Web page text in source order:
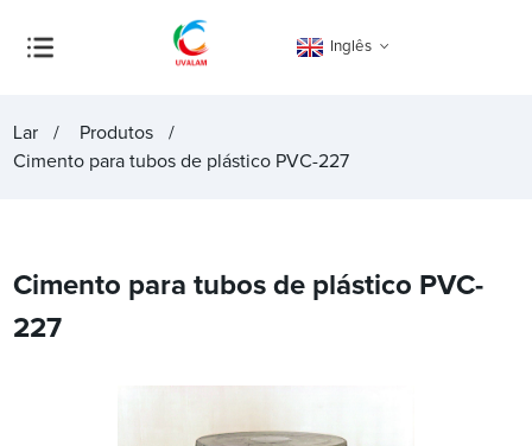
Inglês
Lar
Produtos
Cimento para tubos de plástico PVC-227
Cimento para tubos de plástico PVC-
227